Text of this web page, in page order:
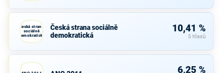
Česká strana
sociálně
demokratická
Česká strana sociálně
demokratická
10,41 %
5 hlasů
6,25 %